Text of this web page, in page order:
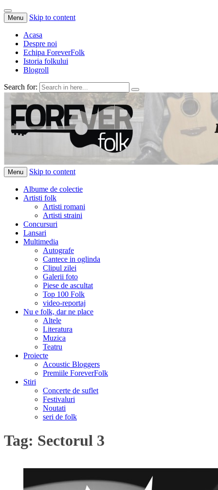
Menu Skip to content
Acasa
Despre noi
Echipa ForeverFolk
Istoria folkului
Blogroll
Search for:
ForeverFolk
Muzica sufletului tau
Menu Skip to content
Albume de colectie
Artisti folk
Artisti romani
Artisti straini
Concursuri
Lansari
Multimedia
Autografe
Cantece in oglinda
Clipul zilei
Galerii foto
Piese de ascultat
Top 100 Folk
video-reportaj
Nu e folk, dar ne place
Altele
Literatura
Muzica
Teatru
Proiecte
Acoustic Bloggers
Premiile ForeverFolk
Stiri
Concerte de suflet
Festivaluri
Noutati
seri de folk
Tag: Sectorul 3